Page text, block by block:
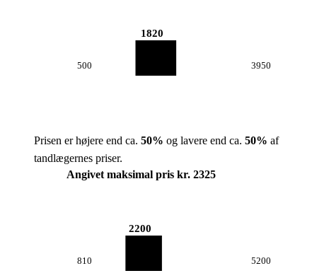
500
1820
3950
Prisen er højere end ca. 50% og lavere end ca. 50% af
tandlægernes priser.
Angivet maksimal pris kr. 2325
810
2200
5200